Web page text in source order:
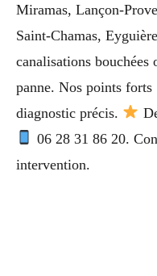
Miramas, Lançon-
Saint-Chamas,
canalisations bouchées
panne. Nos points
diagnostic précis.
06 28 31 86 20.
intervention.